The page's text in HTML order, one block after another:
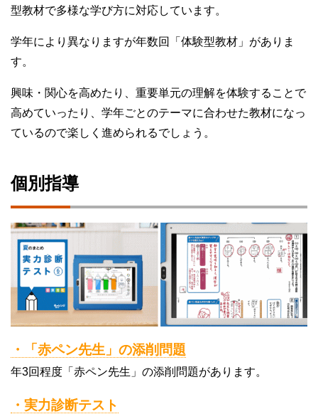
型教材で多様な学び方に対応しています。
学年により異なりますが年数回「体験型教材」がありま
す。
興味・関心を高めたり、重要単元の理解を体験することで
高めていったり、学年ごとのテーマに合わせた教材になっ
ているので楽しく進められるでしょう。
個別指導
・「赤ペン先生」の添削問題
年3回程度「赤ペン先生」の添削問題があります。
・実力診断テスト